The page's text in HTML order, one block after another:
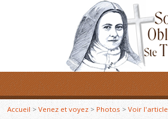
Accueil> Venez et voyez > Photos> Voir l'article